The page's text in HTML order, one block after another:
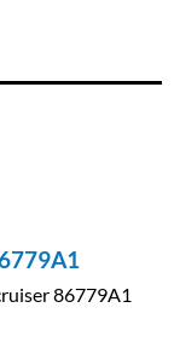
86779A1